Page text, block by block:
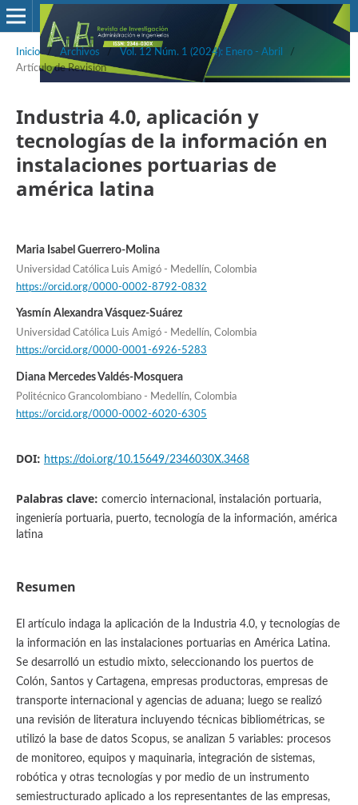
Inicio / Archivos / Vol. 12 Núm. 1 (2024): Enero - Abril
/
Artículo de Revisión
Industria 4.0, aplicación y
tecnologías de la información en
instalaciones portuarias de
américa latina
Maria Isabel Guerrero-Molina
Universidad Católica Luis Amigó - Medellín, Colombia
https://orcid.org/0000-0002-8792-0832
Yasmín Alexandra Vásquez-Suárez
Universidad Católica Luis Amigó - Medellín, Colombia
https://orcid.org/0000-0001-6926-5283
Diana Mercedes Valdés-Mosquera
Politécnico Grancolombiano - Medellín, Colombia
https://orcid.org/0000-0002-6020-6305
DOI: https://doi.org/10.15649/2346030X.3468
Palabras clave: comercio internacional, instalación portuaria,
ingeniería portuaria, puerto, tecnología de la información, américa
latina
Resumen
El artículo indaga la aplicación de la Industria 4.0, y tecnologías de
la información en las instalaciones portuarias en América Latina.
Se desarrolló un estudio mixto, seleccionando los puertos de
Colón, Santos y Cartagena, empresas productoras, empresas de
transporte internacional y agencias de aduana; luego se realizó
una revisión de literatura incluyendo técnicas bibliométricas, se
utilizó la base de datos Scopus, se analizan 5 variables: procesos
de monitoreo, equipos y maquinaria, integración de sistemas,
robótica y otras tecnologías y por medio de un instrumento
semiestructurado aplicado a los representantes de las empresas,